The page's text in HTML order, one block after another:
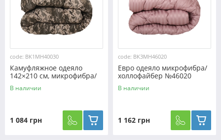
code: BK1MH40030
Камуфляжное одеяло
142×210 см, микрофибра/
холофайбер №40030
В наличии
1 084 грн
code: BK3MH46020
Евро одеяло микрофибра/
холлофайбер №46020
В наличии
1 162 грн